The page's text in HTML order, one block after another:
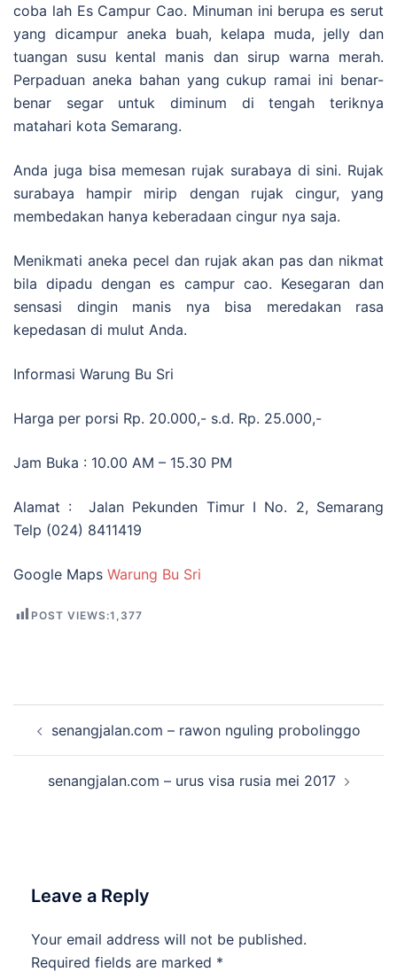
coba lah Es Campur Cao. Minuman ini berupa es serut
yang dicampur aneka buah, kelapa muda, jelly dan
tuangan susu kental manis dan sirup warna merah.
Perpaduan aneka bahan yang cukup ramai ini benar-
benar segar untuk diminum di tengah teriknya
matahari kota Semarang.
Anda juga bisa memesan rujak surabaya di sini. Rujak
surabaya hampir mirip dengan rujak cingur, yang
membedakan hanya keberadaan cingur nya saja.
Menikmati aneka pecel dan rujak akan pas dan nikmat
bila dipadu dengan es campur cao. Kesegaran dan
sensasi dingin manis nya bisa meredakan rasa
kepedasan di mulut Anda.
Informasi Warung Bu Sri
Harga per porsi Rp. 20.000,- s.d. Rp. 25.000,-
Jam Buka : 10.00 AM – 15.30 PM
Alamat : Jalan Pekunden Timur I No. 2, Semarang
Telp (024) 8411419
Google Maps Warung Bu Sri
POST VIEWS:1,377
navigation
senangjalan.com – rawon nguling probolinggo
senangjalan.com – urus visa rusia mei 2017
Leave a Reply
Your email address will not be published.
Required fields are marked *